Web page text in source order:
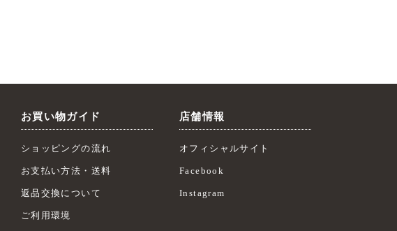
お買い物ガイド
ショッピングの流れ
お支払い方法・送料
返品交換について
ご利用環境
店舗情報
オフィシャルサイト
Facebook
Instagram